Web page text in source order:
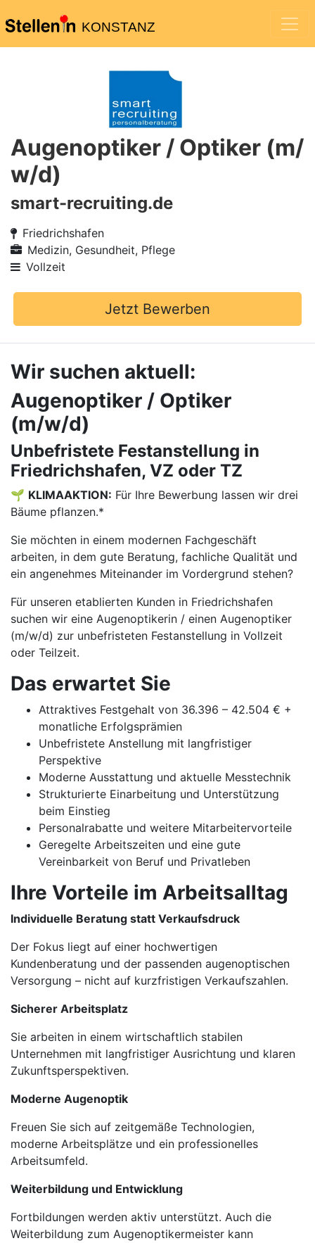
KONSTANZ
Augenoptiker / Optiker (m/
w/d)
smart-recruiting.de
Friedrichshafen
Medizin, Gesundheit, Pflege
Vollzeit
Jetzt Bewerben
Wir suchen aktuell:
Augenoptiker / Optiker
(m/w/d)
Unbefristete Festanstellung in
Friedrichshafen, VZ oder TZ
🌱 KLIMAAKTION: Für Ihre Bewerbung lassen wir drei
Bäume pflanzen.*
Sie möchten in einem modernen Fachgeschäft
arbeiten, in dem gute Beratung, fachliche Qualität und
ein angenehmes Miteinander im Vordergrund stehen?
Für unseren etablierten Kunden in Friedrichshafen
suchen wir eine Augenoptikerin / einen Augenoptiker
(m/w/d) zur unbefristeten Festanstellung in Vollzeit
oder Teilzeit.
Das erwartet Sie
Attraktives Festgehalt von 36.396 – 42.504 € +
monatliche Erfolgsprämien
Unbefristete Anstellung mit langfristiger
Perspektive
Moderne Ausstattung und aktuelle Messtechnik
Strukturierte Einarbeitung und Unterstützung
beim Einstieg
Personalrabatte und weitere Mitarbeitervorteile
Geregelte Arbeitszeiten und eine gute
Vereinbarkeit von Beruf und Privatleben
Ihre Vorteile im Arbeitsalltag
Individuelle Beratung statt Verkaufsdruck
Der Fokus liegt auf einer hochwertigen
Kundenberatung und der passenden augenoptischen
Versorgung – nicht auf kurzfristigen Verkaufszahlen.
Sicherer Arbeitsplatz
Sie arbeiten in einem wirtschaftlich stabilen
Unternehmen mit langfristiger Ausrichtung und klaren
Zukunftsperspektiven.
Moderne Augenoptik
Freuen Sie sich auf zeitgemäße Technologien,
moderne Arbeitsplätze und ein professionelles
Arbeitsumfeld.
Weiterbildung und Entwicklung
Fortbildungen werden aktiv unterstützt. Auch die
Weiterbildung zum Augenoptikermeister kann